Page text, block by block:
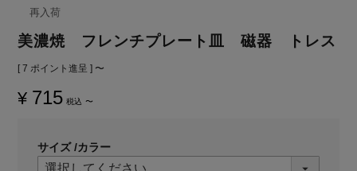
再入荷
美濃焼 フレンチプレート皿 磁器 トレス
[ 7 ポイント進呈 ] 〜
¥ 715 税込 〜
サイズ カラー